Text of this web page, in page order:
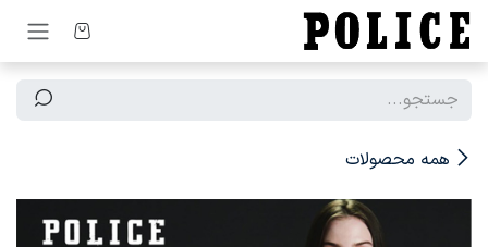
صرف نظر و مشاهده محتوا
همه محصولات